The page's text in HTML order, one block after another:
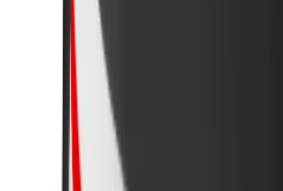
Blog
Tiskové centrum
Pokyny ke značce